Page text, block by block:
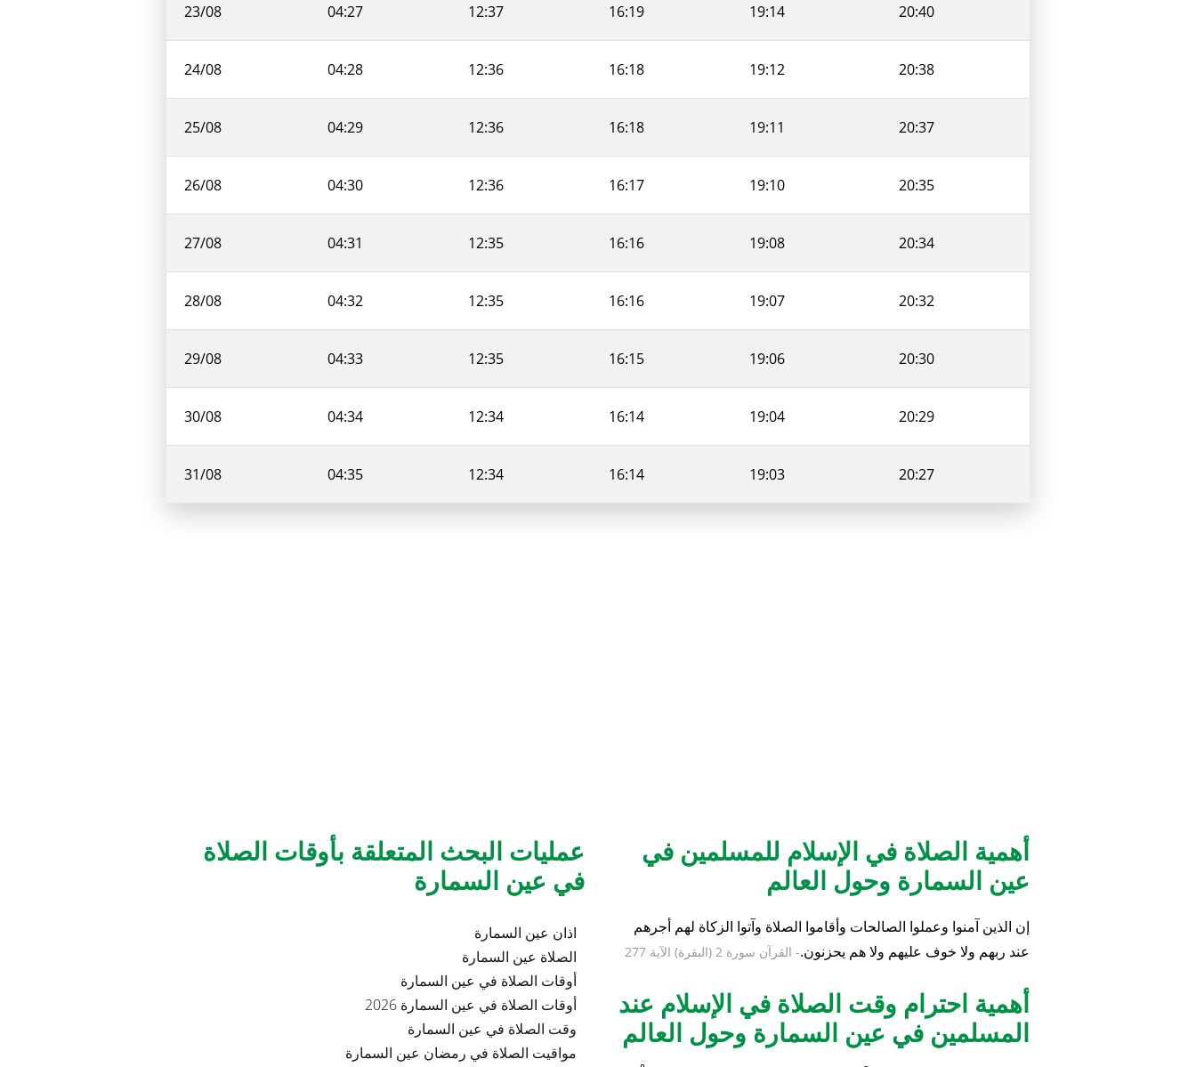
23/08 04:27 12:37 16:19 19:14 20:40
24/08 04:28 12:36 16:18 19:12 20:38
25/08 04:29 12:36 16:18 19:11 20:37
26/08 04:30 12:36 16:17 19:10 20:35
27/08 04:31 12:35 16:16 19:08 20:34
28/08 04:32 12:35 16:16 19:07 20:32
29/08 04:33 12:35 16:15 19:06 20:30
30/08 04:34 12:34 16:14 19:04 20:29
31/08 04:35 12:34 16:14 19:03 20:27
عمليات البحث المتعلقة بأوقات الصلاة
في عين السمارة
اذان عين السمارة
الصلاة عين السمارة
أوقات الصلاة في عين السمارة
أوقات الصلاة في عين السمارة 2026
وقت الصلاة في عين السمارة
مواقيت الصلاة في رمضان عين السمارة
أهمية الصلاة في الإسلام للمسلمين في
عين السمارة وحول العالم
إن الذين آمنوا وعملوا الصالحات وأقاموا الصلاة وآتوا الزكاة لهم أجرهم
عند ربهم ولا خوف عليهم ولا هم يحزنون.- القرآن سورة 2 (البقرة) الآية 277
أهمية احترام وقت الصلاة في الإسلام عند
المسلمين في عين السمارة وحول العالم